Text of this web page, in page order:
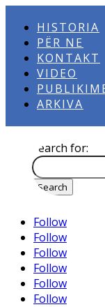
HISTORIA
PËR NE
KONTAKT
VIDEO
ARKIVA
Search for:
Follow
Follow
Follow
Follow
Follow
Follow